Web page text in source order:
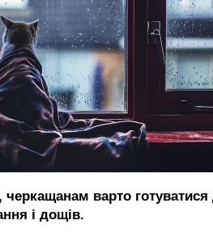
черкащанам варто готуватися
і дощів.